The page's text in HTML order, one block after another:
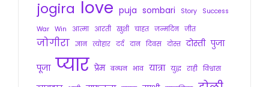
jogira love puja sombari Story
Success
War Win आत्मा आरती खुशी चाहत जन्मदिन जीत
जोगीरा ज्ञान त्योहार दर्द दान दिवस दोस्त दोस्ती पुजा
पूजा प्यार प्रेम बन्धन भाव यात्रा युद्ध राही विश्वास